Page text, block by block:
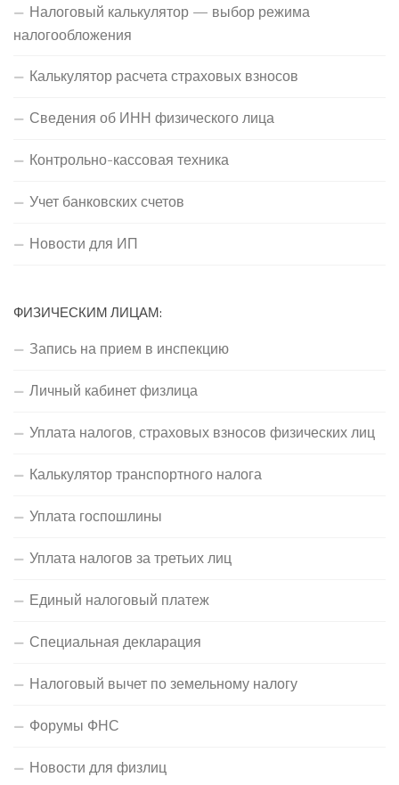
Налоговый калькулятор — выбор режима
налогообложения
Калькулятор расчета страховых взносов
Сведения об ИНН физического лица
Контрольно-кассовая техника
Учет банковских счетов
Новости для ИП
ФИЗИЧЕСКИМ ЛИЦАМ:
Запись на прием в инспекцию
Личный кабинет физлица
Уплата налогов, страховых взносов физических лиц
Калькулятор транспортного налога
Уплата госпошлины
Уплата налогов за третьих лиц
Единый налоговый платеж
Специальная декларация
Налоговый вычет по земельному налогу
Форумы ФНС
Новости для физлиц